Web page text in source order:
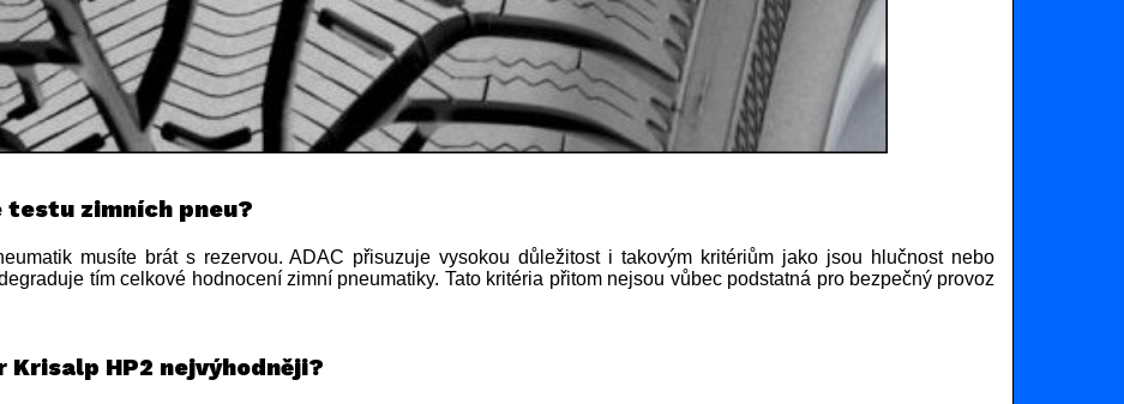
zimních pneu?
musíte brát s rezervou. ADAC přisuzuje vysokou důležitost i takovým kritériům jako jsou hlučnost nebo
tím celkové hodnocení zimní pneumatiky. Tato kritéria přitom nejsou vůbec podstatná pro bezpečný provoz
Krisalp HP2 nejvýhodněji?